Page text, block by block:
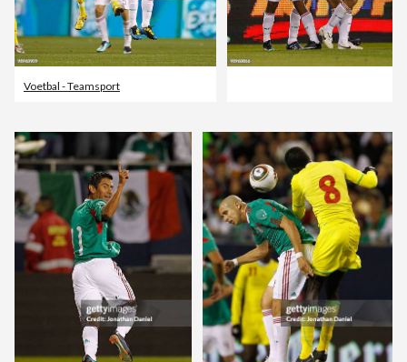
Voetbal - Teamsport